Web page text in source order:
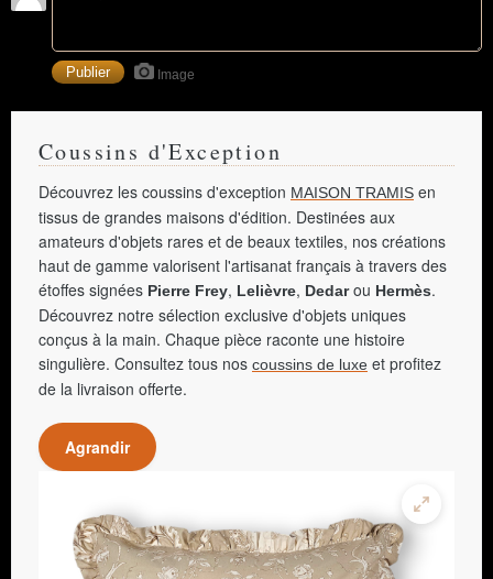
Image
Coussins d'Exception
Découvrez les coussins d'exception MAISON TRAMIS en
tissus de grandes maisons d'édition. Destinées aux
amateurs d'objets rares et de beaux textiles, nos créations
haut de gamme valorisent l'artisanat français à travers des
étoffes signées Pierre Frey, Lelièvre, Dedarou Hermès.
Découvrez notre sélection exclusive d'objets uniques
conçus à la main. Chaque pièce raconte une histoire
singulière. Consultez tous nos coussins de luxe et profitez
de la livraison offerte.
Agrandir